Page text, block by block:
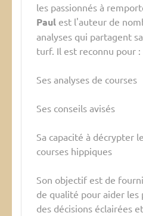
les passionnés à
Paul est l'auteur de
analyses qui partagent
turf. Il est reconnu pour :
Ses analyses de courses
Ses conseils avisés
Sa capacité à décrypter
courses hippiques
Son objectif est de
de qualité pour aider les
des décisions éclairées